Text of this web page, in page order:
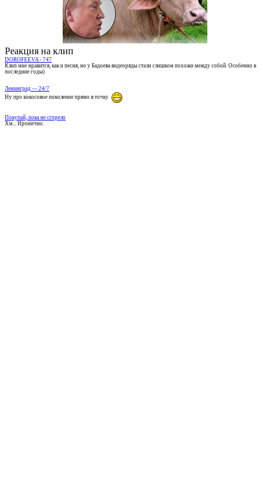
Реакция на клип
DOROFEEVA - 747
Клип мне нравится, как и песня, но у Бадоева видеоряды стали слишком похожи между собой. Особенно в
последние годы)
Ленинград — 24/7
Ну про кокосовое поколение прямо в точку
Покупай, пока не сгорело
Хм... Иронично.